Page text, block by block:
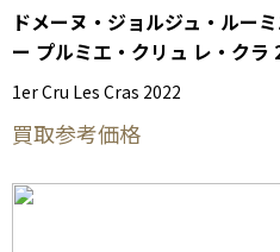
ドメーヌ・ジョルジュ・ルー
ー プルミエ・クリュ レ・クラ
1er Cru Les Cras 2022
買取参考価格